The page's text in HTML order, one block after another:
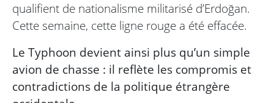
qualifient de nationalisme militarisé d’Erdoğan.
Cette semaine, cette ligne rouge a été effacée.
Le Typhoon devient ainsi plus qu’un simple
avion de chasse : il reflète les compromis et
contradictions de la politique étrangère